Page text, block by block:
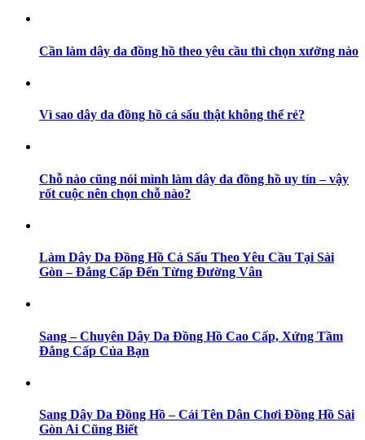
Cần làm dây da đồng hồ theo yêu cầu thì chọn xưởng nào
Vì sao dây da đồng hồ cá sấu thật không thể rẻ?
Chỗ nào cũng nói mình làm dây da đồng hồ uy tín – vậy
rốt cuộc nên chọn chỗ nào?
Làm Dây Da Đồng Hồ Cá Sấu Theo Yêu Cầu Tại Sài
Gòn – Đẳng Cấp Đến Từng Đường Vân
Sang – Chuyên Dây Da Đồng Hồ Cao Cấp, Xứng Tầm
Đẳng Cấp Của Bạn
Sang Dây Da Đồng Hồ – Cái Tên Dân Chơi Đồng Hồ Sài
Gòn Ai Cũng Biết